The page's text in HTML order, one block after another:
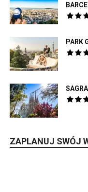
PARK
ZAPLANUJ SWÓJ